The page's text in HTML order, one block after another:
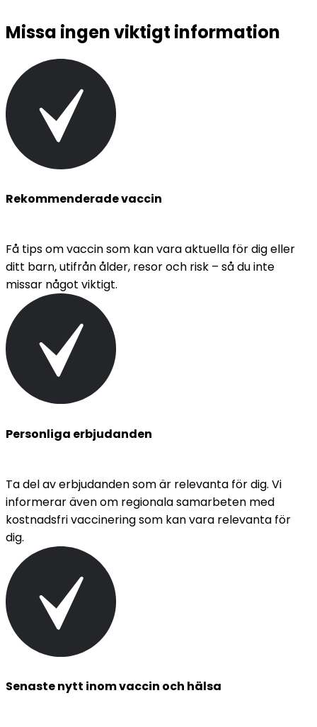
Missa ingen viktigt information
Rekommenderade vaccin
Få tips om vaccin som kan vara aktuella för dig eller
ditt barn, utifrån ålder, resor och risk – så du inte
missar något viktigt.
Personliga erbjudanden
Ta del av erbjudanden som är relevanta för dig. Vi
informerar även om regionala samarbeten med
kostnadsfri vaccinering som kan vara relevanta för
dig.
Senaste nytt inom vaccin och hälsa